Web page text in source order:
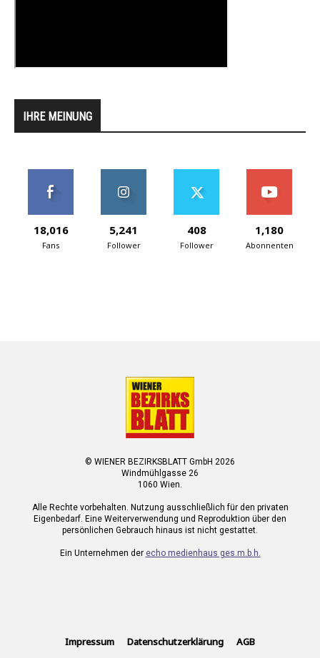
IHRE MEINUNG
18,016
Fans
5,241
Follower
408
Follower
1,180
Abonnenten
© WIENER BEZIRKSBLATT GmbH 2026
Windmühlgasse 26
1060 Wien.
Alle Rechte vorbehalten. Nutzung ausschließlich für den privaten
Eigenbedarf. Eine Weiterverwendung und Reproduktion über den
persönlichen Gebrauch hinaus ist nicht gestattet.
Ein Unternehmen der echo medienhaus ges.m.b.h.
Impressum Datenschutzerklärung AGB